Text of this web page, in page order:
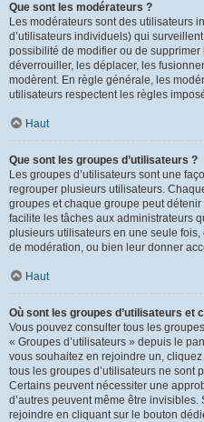
Que sont les modérateurs ?
Les modérateurs sont des utilisateurs
d’utilisateurs individuels) qui
possibilité de modifier ou de
déverrouiller, les déplacer, les
modèrent. En règle générale, les
utilisateurs respectent les règles
Haut
Que sont les groupes d’utilisateurs ?
Les groupes d’utilisateurs sont une
regrouper plusieurs utilisateurs.
groupes et chaque groupe peut
facilite les tâches aux administrateurs
plusieurs utilisateurs en une seule
de modération, ou bien leur donner
Haut
Où sont les groupes d’utilisateurs et
Vous pouvez consulter tous les
« Groupes d’utilisateurs » depuis le
vous souhaitez en rejoindre un,
tous les groupes d’utilisateurs ne sont
Certains peuvent nécessiter une
d’autres peuvent même être
rejoindre en cliquant sur le bouton